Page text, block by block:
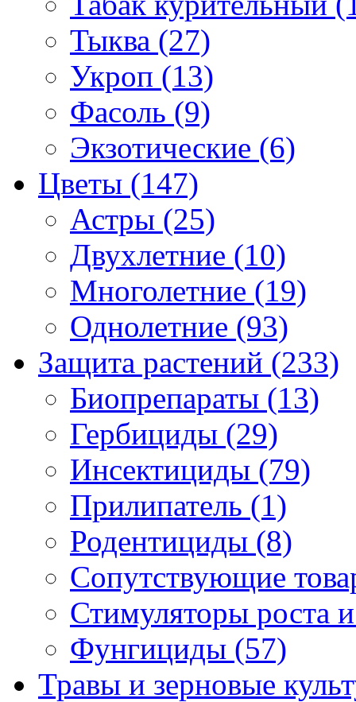
Тыква (27)
Укроп (13)
Фасоль (9)
Экзотические (6)
Цветы (147)
Астры (25)
Двухлетние (10)
Многолетние (19)
Однолетние (93)
Защита растений (233)
Биопрепараты (13)
Гербициды (29)
Инсектициды (79)
Прилипатель (1)
Родентициды (8)
Сопутствующие
Стимуляторы роста
Фунгициды (57)
Травы и зерновые